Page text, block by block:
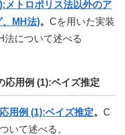
メトロポリス法以外のア
、MH法)。 Cを用いた実装
法について述べる
応用例 (1):ベイズ推定
用例 (1):ベイズ推定。 C
いて述べる。